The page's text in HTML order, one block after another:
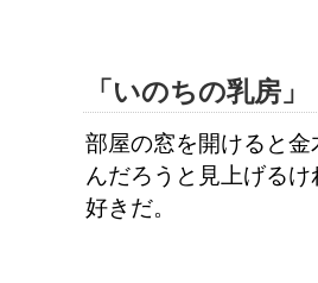
「いのちの乳房」
部屋の窓を開けると
んだろうと見上げる
好きだ。